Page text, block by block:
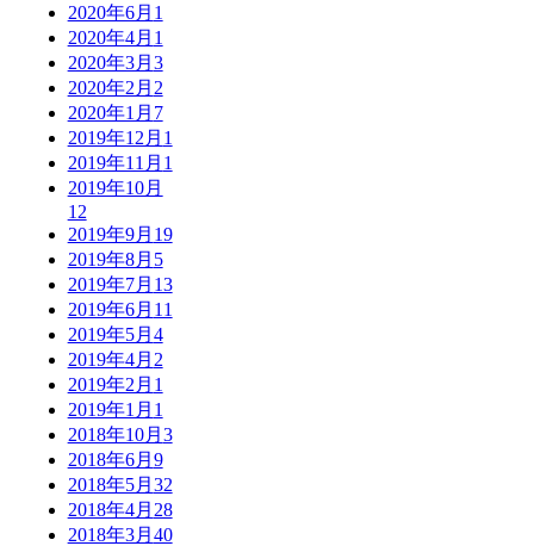
2020年6月 1
2020年4月 1
2020年3月 3
2020年2月 2
2020年1月 7
2019年12月 1
2019年11月 1
2019年10月
12
2019年9月 19
2019年8月 5
2019年7月 13
2019年6月 11
2019年5月 4
2019年4月 2
2019年2月 1
2019年1月 1
2018年10月 3
2018年6月 9
2018年5月 32
2018年4月 28
2018年3月 40